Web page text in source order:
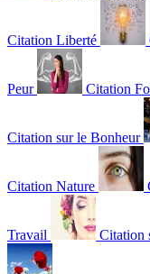
Citation Liberté
Peur Citation
Citation sur le Bonheur
Citation Nature
Travail Citation